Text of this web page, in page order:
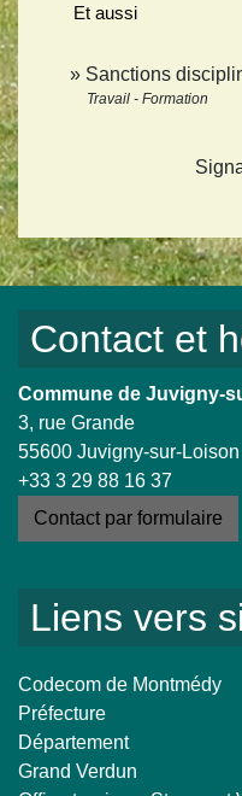
Et aussi
Sanctions
Travail - Formation
Contact et
Commune de Juvigny-
3, rue Grande
55600 Juvigny-sur-
+33 3 29 88 16 37
Contact par formulaire
Liens vers
Codecom de Montmédy
Préfecture
Département
Grand Verdun